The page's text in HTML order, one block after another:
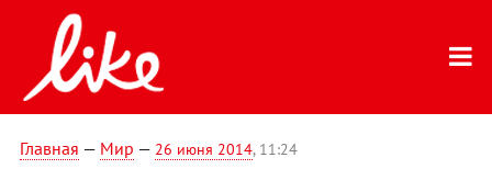
Главная — Мир — 26 июня 2014, 11:24